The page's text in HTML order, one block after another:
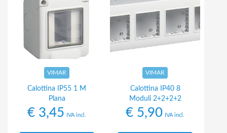
VIMAR
Calottina IP55 1 M
Plana
€ 3,45 IVA incl.
VIMAR
Calottina IP40 8
Moduli 2+2+2+2
€ 5,90 IVA incl.